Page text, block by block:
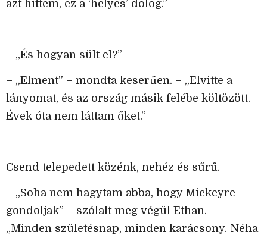
azt hittem, ez a ‘helyes’ dolog.”
– „És hogyan sült el?”
– „Elment” – mondta keserűen. – „Elvitte a
lányomat, és az ország másik felébe költözött.
Évek óta nem láttam őket.”
Csend telepedett közénk, nehéz és sűrű.
– „Soha nem hagytam abba, hogy Mickeyre
gondoljak” – szólalt meg végül Ethan. –
„Minden születésnap, minden karácsony. Néha